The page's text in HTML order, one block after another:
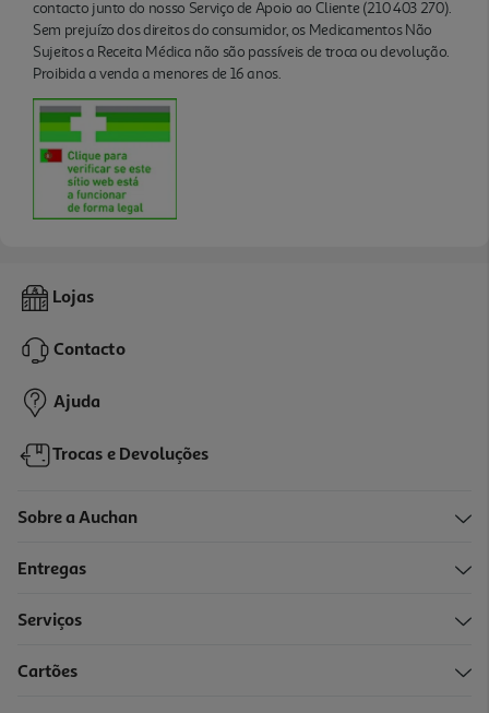
contacto junto do nosso Serviço de Apoio ao Cliente (210 403 270).
Sem prejuízo dos direitos do consumidor, os Medicamentos Não
Sujeitos a Receita Médica não são passíveis de troca ou devolução.
Proibida a venda a menores de 16 anos.
Lojas
Contacto
Ajuda
Trocas e Devoluções
Sobre a Auchan
Entregas
Serviços
Cartões